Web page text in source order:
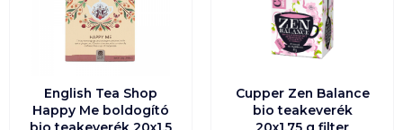
English Tea Shop
Happy Me boldogító
Cupper Zen Balance
bio teakeverék